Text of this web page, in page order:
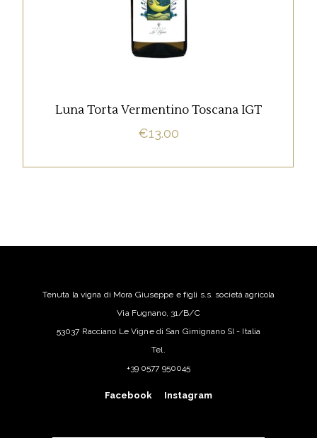
AGGIUNGI AL CARRELLO
Luna Torta Vermentino Toscana IGT
€13.00
Tenuta la vigna di Mora Giuseppe e figli s.s. società agricola
Via Fugnano, 31/B/C
53037 Racciano Le Vigne di San Gimignano SI - Italia
Tel.
+39 0577 950045
Facebook Instagram